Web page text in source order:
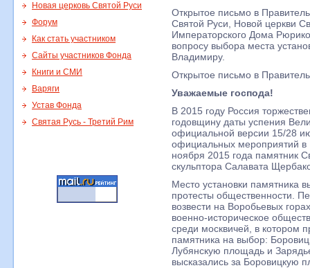
Новая церковь Святой Руси
Форум
Как стать участником
Сайты участников Фонда
Книги и СМИ
Варяги
Устав Фонда
Святая Русь - Третий Рим
Открытое письмо в
Святой Руси, Новой церкви
Императорского Дома
вопросу выбора места
Владимиру.
Открытое письмо в
Уважаемые господа!
В 2015 году Россия
годовщину даты успения
официальной версии 15/28
официальных мероприятий в
ноября 2015 года памятник
скульптора Салавата
Место установки памятника
протесты общественности.
возвести на Воробьевых
военно-историческое
среди москвичей, в котором
памятника на выбор:
Лубянскую площадь и
высказались за Боровицкую